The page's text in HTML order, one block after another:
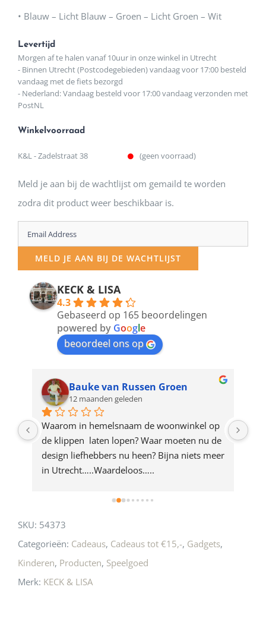
• Blauw – Licht Blauw – Groen – Licht Groen – Wit
Levertijd
Morgen af te halen vanaf 10uur in onze winkel in Utrecht
- Binnen Utrecht (Postcodegebieden) vandaag voor 17:00 besteld
vandaag met de fiets bezorgd
- Nederland: Vandaag besteld voor 17:00 vandaag verzonden met
PostNL
Winkelvoorraad
K&L - Zadelstraat 38 (geen voorraad)
Meld je aan bij de wachtlijst om gemaild te worden
zodra dit product weer beschikbaar is.
Enter
your
email
address
product
MELD JE AAN BIJ DE WACHTLIJST
KECK & LISA
4.3
Gebaseerd op 165 beoordelingen
powered by Google
beoordeel ons op
Bauke van Russen Groen
12 maanden geleden
Waarom in hemelsnaam de woonwinkel op
de klippen  laten lopen? Waar moeten nu de
design liefhebbers nu heen? Bijna niets meer
in Utrecht…..Waardeloos…..
SKU: 54373
Categorieën: Cadeaus, Cadeaus tot €15,-, Gadgets,
Kinderen, Producten, Speelgoed
Merk: KECK & LISA